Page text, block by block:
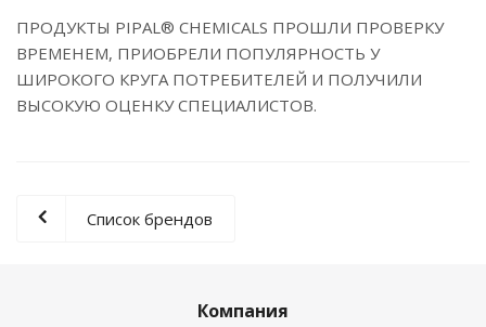
ПРОДУКТЫ PIPAL® CHEMICALS ПРОШЛИ ПРОВЕРКУ
ВРЕМЕНЕМ, ПРИОБРЕЛИ ПОПУЛЯРНОСТЬ У
ШИРОКОГО КРУГА ПОТРЕБИТЕЛЕЙ И ПОЛУЧИЛИ
ВЫСОКУЮ ОЦЕНКУ СПЕЦИАЛИСТОВ.
Список брендов
Компания